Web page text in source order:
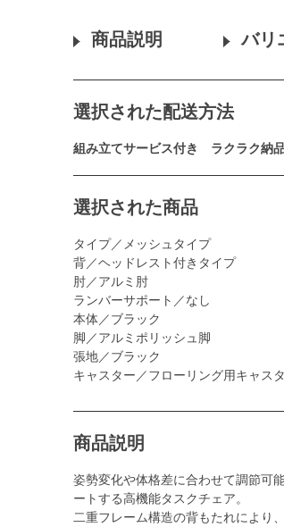
商品説明 バリ
選択された配送方法
組み立てサービス付き ラクラク納
選択された商品
タイプ／メッシュタイプ
背／ヘッドレスト付きタイプ
肘／アルミ肘
ランバーサポート／なし
本体／ブラック
脚／アルミポリッシュ脚
張地／ブラック
キャスター／フローリング用キャス
商品説明
姿勢変化や体格差に合わせて調節可
ートする高機能タスクチェア。
二重フレーム構造の背もたれにより